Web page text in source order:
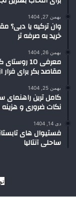
بهمن 27, 1404
وان ترکیه یا دبی؟
خرید به صرفه تر
بهمن 26, 1404
معرفی 10
مقاصد بکر برای
بهمن 25, 1404
کامل ترین راهنمای
نکات ضروری و هزینه
دی 14, 1404
فستیوال های
ساحلی آنتالیا